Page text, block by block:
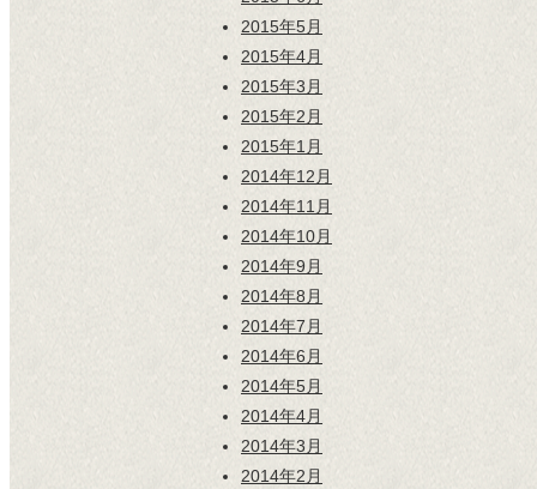
2015年5月
2015年4月
2015年3月
2015年2月
2015年1月
2014年12月
2014年11月
2014年10月
2014年9月
2014年8月
2014年7月
2014年6月
2014年5月
2014年4月
2014年3月
2014年2月